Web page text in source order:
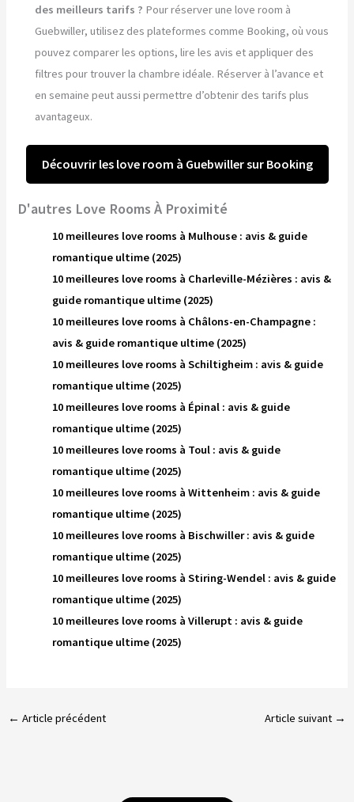
des meilleurs tarifs ? Pour réserver une love room à
Guebwiller, utilisez des plateformes comme Booking, où vous
pouvez comparer les options, lire les avis et appliquer des
filtres pour trouver la chambre idéale. Réserver à l’avance et
en semaine peut aussi permettre d’obtenir des tarifs plus
avantageux.
Découvrir les love room à Guebwiller sur Booking
D'autres Love Rooms À Proximité
10 meilleures love rooms à Mulhouse : avis & guide
romantique ultime (2025)
10 meilleures love rooms à Charleville-Mézières : avis &
guide romantique ultime (2025)
10 meilleures love rooms à Châlons-en-Champagne :
avis & guide romantique ultime (2025)
10 meilleures love rooms à Schiltigheim : avis & guide
romantique ultime (2025)
10 meilleures love rooms à Épinal : avis & guide
romantique ultime (2025)
10 meilleures love rooms à Toul : avis & guide
romantique ultime (2025)
10 meilleures love rooms à Wittenheim : avis & guide
romantique ultime (2025)
10 meilleures love rooms à Bischwiller : avis & guide
romantique ultime (2025)
10 meilleures love rooms à Stiring-Wendel : avis & guide
romantique ultime (2025)
10 meilleures love rooms à Villerupt : avis & guide
romantique ultime (2025)
← Article précédent Article suivant →